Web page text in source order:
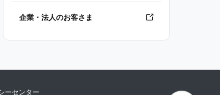
企業・法人のお客さま
ーセンター